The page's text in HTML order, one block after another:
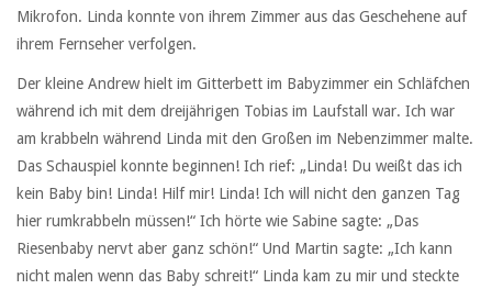
Mikrofon. Linda konnte von ihrem Zimmer aus das Geschehene auf
ihrem Fernseher verfolgen.
Der kleine Andrew hielt im Gitterbett im Babyzimmer ein Schläfchen
während ich mit dem dreijährigen Tobias im Laufstall war. Ich war
am krabbeln während Linda mit den Großen im Nebenzimmer malte.
Das Schauspiel konnte beginnen! Ich rief: „Linda! Du weißt das ich
kein Baby bin! Linda! Hilf mir! Linda! Ich will nicht den ganzen Tag
hier rumkrabbeln müssen!“ Ich hörte wie Sabine sagte: „Das
Riesenbaby nervt aber ganz schön!“ Und Martin sagte: „Ich kann
nicht malen wenn das Baby schreit!“ Linda kam zu mir und steckte